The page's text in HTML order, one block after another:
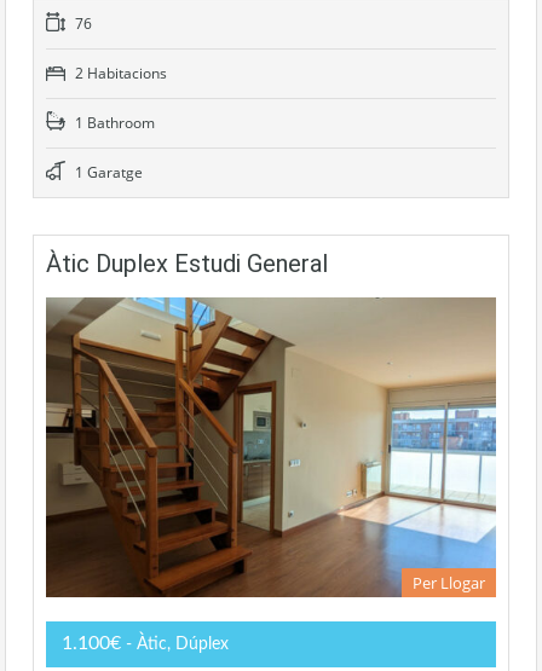
76
2 Habitacions
1 Bathroom
1 Garatge
Àtic Duplex Estudi General
Per Llogar
1.100€ - Àtic, Dúplex